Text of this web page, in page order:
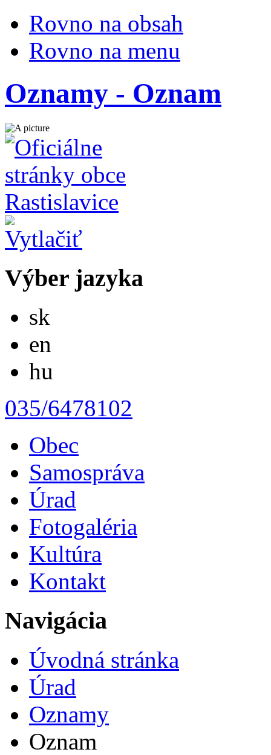
Rovno na obsah
Rovno na menu
Oznamy - Oznam
Výber jazyka
sk
en
hu
035/6478102
Obec
Samospráva
Úrad
Fotogaléria
Kultúra
Kontakt
Navigácia
Úvodná stránka
Úrad
Oznamy
Oznam